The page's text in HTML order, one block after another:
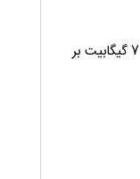
پهنای باند حفاظت در برابر تهدیدات: ۷ گیگابیت بر